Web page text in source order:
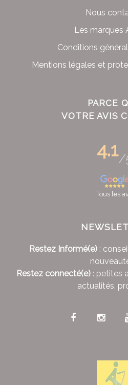
Nous
Les marques
Conditions
Mentions légales et
PARCE
VOTRE AVIS
4.1/
Tous les
Restez Informé(e):
Restez connecté(e): petites
actualités,